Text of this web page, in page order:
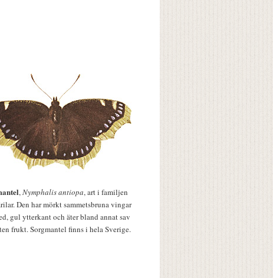
,Nymphalis antiopa, art i familjen
Den har mörkt sammetsbruna vingar
gul ytterkant och äter bland annat sav
frukt. Sorgmantel finns i hela Sverige.